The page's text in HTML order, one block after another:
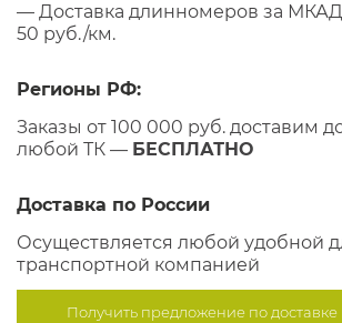
— Доставка длинномеров за
50 руб./км.
Регионы РФ:
Заказы от 100 000 руб. доставим
любой ТК — БЕСПЛАТНО
Доставка по России
Осуществляется любой удобной
транспортной компанией
Получить предложение по